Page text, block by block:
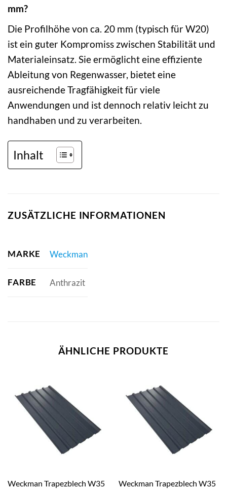
mm?
Die Profilhöhe von ca. 20 mm (typisch für W20)
ist ein guter Kompromiss zwischen Stabilität und
Materialeinsatz. Sie ermöglicht eine effiziente
Ableitung von Regenwasser, bietet eine
ausreichende Tragfähigkeit für viele
Anwendungen und ist dennoch relativ leicht zu
handhaben und zu verarbeiten.
Inhalt
ZUSÄTZLICHE INFORMATIONEN
MARKE Weckman
FARBE Anthrazit
ÄHNLICHE PRODUKTE
Weckman Trapezblech W35
Weckman Trapezblech W35